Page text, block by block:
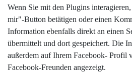
Wenn Sie mit den Plugins
mir"-Button betätigen oder einen
Information ebenfalls direkt an einen
übermittelt und dort gespeichert. Die
außerdem auf Ihrem Facebook- Profil
Facebook-Freunden angezeigt.